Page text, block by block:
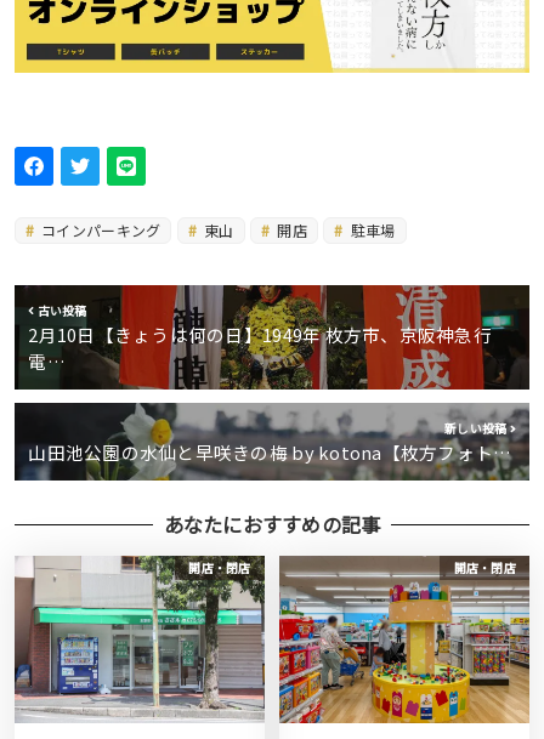
コインパーキング 東山 開店 駐車場
古い投稿
2月10日【きょうは何の日】1949年 枚方市、京阪神急行
電…
新しい投稿
山田池公園の水仙と早咲きの梅 by kotona【枚方フォト…
あなたにおすすめの記事
開店・閉店 開店・閉店